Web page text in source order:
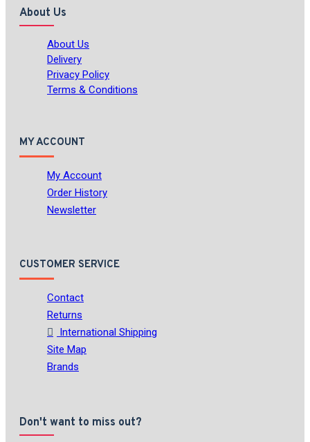
About Us
About Us
Delivery
Privacy Policy
Terms & Conditions
MY ACCOUNT
My Account
Order History
Newsletter
CUSTOMER SERVICE
Contact
Returns
International Shipping
Site Map
Brands
Don't want to miss out?